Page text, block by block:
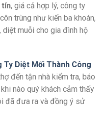
tín, giá cả hợp lý, công ty
trùng như kiến ba khoán,
muỗi cho gia đình hộ
Ty Diệt Mối Thành Công
đến tận nhà kiểm tra, báo
nào quý khách cảm thấy
đã đưa ra và đồng ý sử